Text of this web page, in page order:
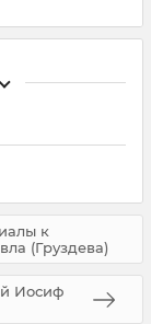
к
(Груздева)
Иосиф